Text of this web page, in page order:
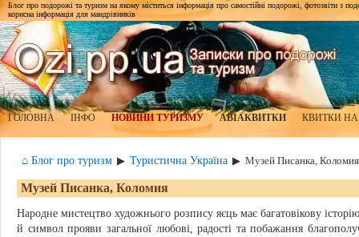
Блог про подорожі та туризм на якому міститься інформація про самостійні подорожі, фотозвіти з
корисна інформація для мандрівників
ГОЛОВНА ІНФО НОВИНИ ТУРИЗМУ АВІАКВИТКИ КВИТКИ
⌂ Блог про туризм ▶ Туристична Україна ▶ Музей Писанка, Коломия
Музей Писанка, Коломия
Народне мистецтво художнього розпису яєць має багатовікову
й символ прояви загальної любові, радості та побажання